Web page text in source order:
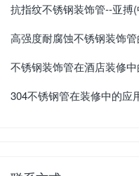
抗指纹不锈钢装饰管--亚搏
高强度耐腐蚀不锈钢装饰
不锈钢装饰管在酒店装修
304不锈钢管在装修中的应